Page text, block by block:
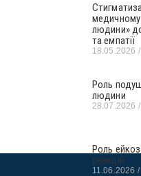
медичному
людини»
та емпатії
18.05.2026
Роль
людини
28.07.2026
Роль
реакцій
11.06.2026